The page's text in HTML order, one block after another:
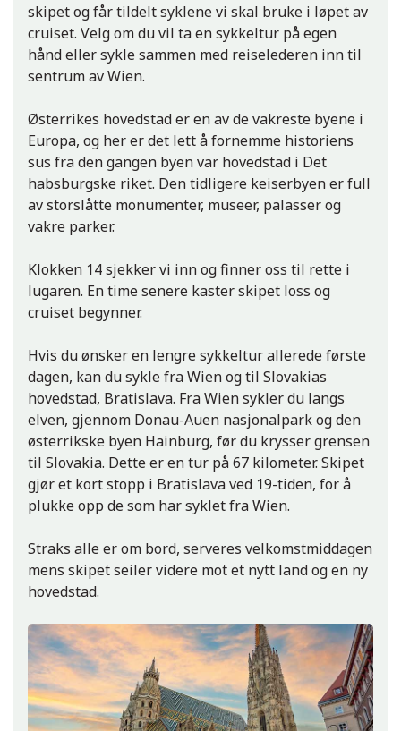
Helteplassen, Budapest
Budapest
Budapest
skipet og får tildelt syklene vi skal bruke i løpet av
cruiset. Velg om du vil ta en sykkeltur på egen
hånd eller sykle sammen med reiselederen inn til
sentrum av Wien.
Østerrikes hovedstad er en av de vakreste byene i
Europa, og her er det lett å fornemme historiens
sus fra den gangen byen var hovedstad i Det
habsburgske riket. Den tidligere keiserbyen er full
av storslåtte monumenter, museer, palasser og
vakre parker.
Klokken 14 sjekker vi inn og finner oss til rette i
lugaren. En time senere kaster skipet loss og
cruiset begynner.
Hvis du ønsker en lengre sykkeltur allerede første
dagen, kan du sykle fra Wien og til Slovakias
hovedstad, Bratislava. Fra Wien sykler du langs
elven, gjennom Donau-Auen nasjonalpark og den
østerrikske byen Hainburg, før du krysser grensen
til Slovakia. Dette er en tur på 67 kilometer. Skipet
gjør et kort stopp i Bratislava ved 19-tiden, for å
plukke opp de som har syklet fra Wien.
Straks alle er om bord, serveres velkomstmiddagen
mens skipet seiler videre mot et nytt land og en ny
hovedstad.